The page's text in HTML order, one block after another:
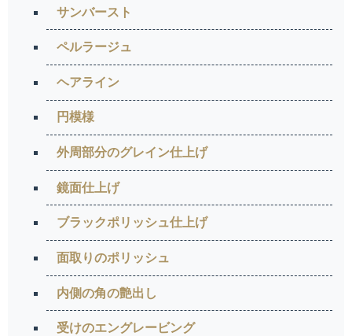
サンバースト
ペルラージュ
ヘアライン
円模様
外周部分のグレイン仕上げ
鏡面仕上げ
ブラックポリッシュ仕上げ
面取りのポリッシュ
内側の角の艶出し
受けのエングレービング